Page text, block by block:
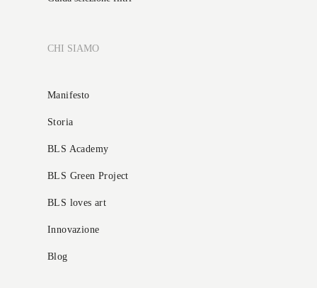
CHI SIAMO
Manifesto
Storia
BLS Academy
BLS Green Project
BLS loves art
Innovazione
Blog